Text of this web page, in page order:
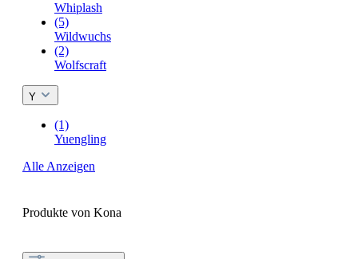
Whiplash
(5)
Wildwuchs
(2)
Wolfscraft
Y
(1)
Yuengling
Alle Anzeigen
Produkte von Kona